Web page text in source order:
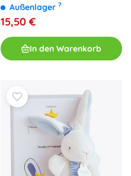
Außenlager ?
15,50 €
In den Warenkorb